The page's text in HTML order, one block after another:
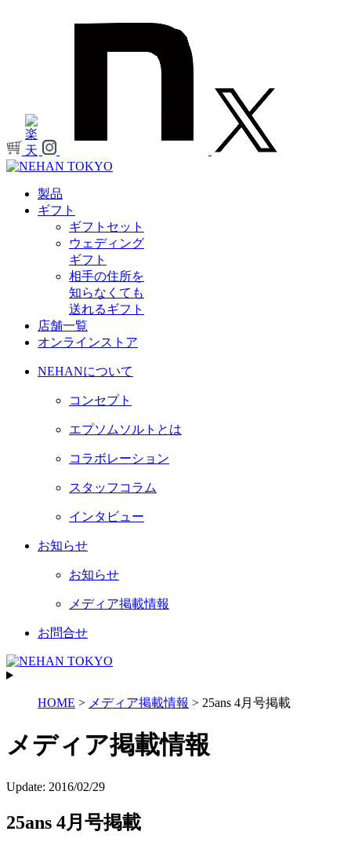
製品
ギフト
ギフトセット
ウェディング
ギフト
相手の住所を
知らなくても
送れるギフト
店舗一覧
オンラインストア
NEHANについて
コンセプト
エプソムソルトとは
コラボレーション
スタッフコラム
インタビュー
お知らせ
お知らせ
メディア掲載情報
お問合せ
HOME > メディア掲載情報 > 25ans 4月号掲載
メディア掲載情報
Update: 2016/02/29
25ans 4月号掲載